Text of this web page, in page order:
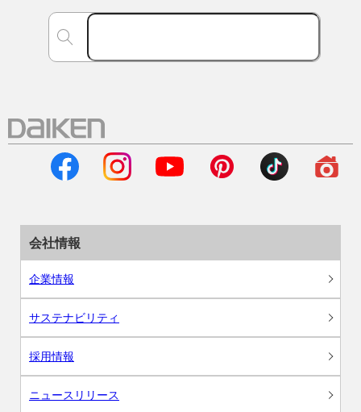
会社情報
企業情報
サステナビリティ
採用情報
ニュースリリース